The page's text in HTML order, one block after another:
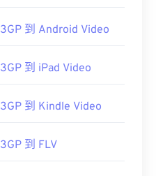
3GP 到 Android Video
3GP 到 iPad Video
3GP 到 Kindle Video
3GP 到 FLV